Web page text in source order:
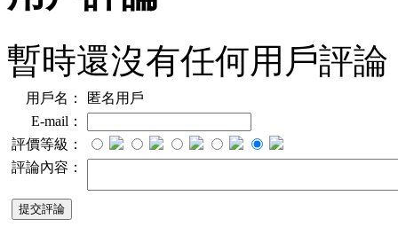
暫時還沒有任何用戶評論
用戶名：
匿名用戶
E-mail：
評價等級：
評論內容：